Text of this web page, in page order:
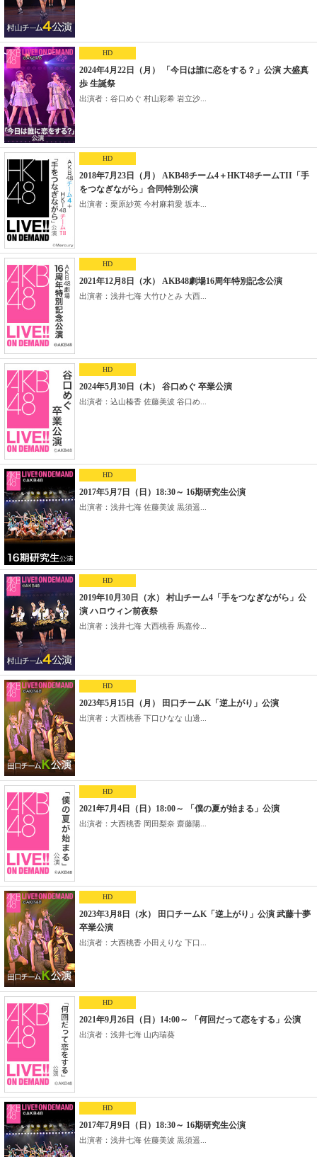
HD
2024年4月22日（月） 「今日は誰に恋をする？」公演 大盛真
歩 生誕祭
出演者：谷口めぐ 村山彩希 岩立沙...
HD
2018年7月23日（月） AKB48チーム4＋HKT48チームTII「手
をつなぎながら」合同特別公演
出演者：栗原紗英 今村麻莉愛 坂本...
HD
2021年12月8日（水） AKB48劇場16周年特別記念公演
出演者：浅井七海 大竹ひとみ 大西...
HD
2024年5月30日（木） 谷口めぐ 卒業公演
出演者：込山榛香 佐藤美波 谷口め...
HD
2017年5月7日（日）18:30～ 16期研究生公演
出演者：浅井七海 佐藤美波 黒須遥...
HD
2019年10月30日（水） 村山チーム4「手をつなぎながら」公
演 ハロウィン前夜祭
出演者：浅井七海 大西桃香 馬嘉伶...
HD
2023年5月15日（月） 田口チームK「逆上がり」公演
出演者：大西桃香 下口ひなな 山邊...
HD
2021年7月4日（日）18:00～ 「僕の夏が始まる」公演
出演者：大西桃香 岡田梨奈 齋藤陽...
HD
2023年3月8日（水） 田口チームK「逆上がり」公演 武藤十夢
卒業公演
出演者：大西桃香 小田えりな 下口...
HD
2021年9月26日（日）14:00～ 「何回だって恋をする」公演
出演者：浅井七海 山内瑞葵
HD
2017年7月9日（日）18:30～ 16期研究生公演
出演者：浅井七海 佐藤美波 黒須遥...